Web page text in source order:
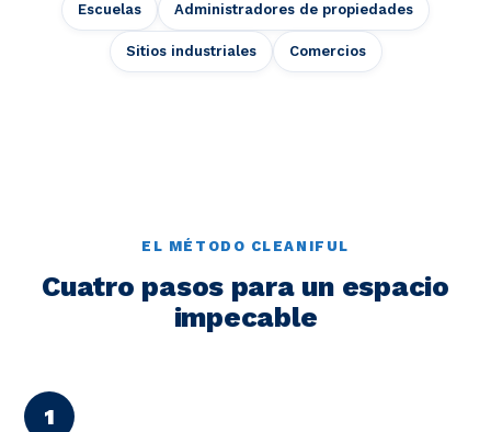
Escuelas Administradores de propiedades
Sitios industriales Comercios
EL MÉTODO CLEANIFUL
Cuatro pasos para un espacio
impecable